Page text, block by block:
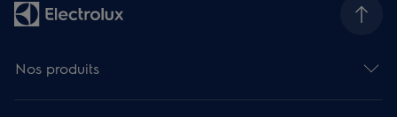
Nos produits